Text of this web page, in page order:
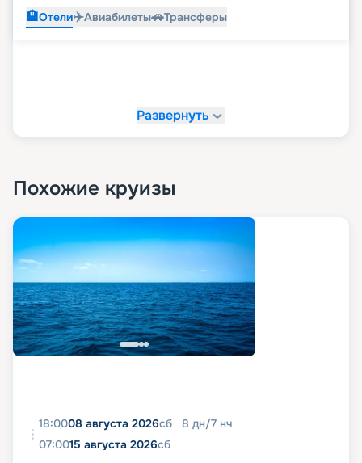
🏨Отели✈️Авиабилеты🚗Трансферы
Развернуть
Похожие круизы
18:0008 августа 2026сб 8 дн/7 нч
07:0015 августа 2026сб